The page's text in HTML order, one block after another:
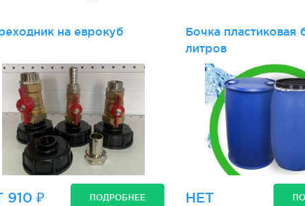
на еврокуб
910 ₽ ПОДРОБНЕЕ
Бочка пластиковая
литров
НЕТ